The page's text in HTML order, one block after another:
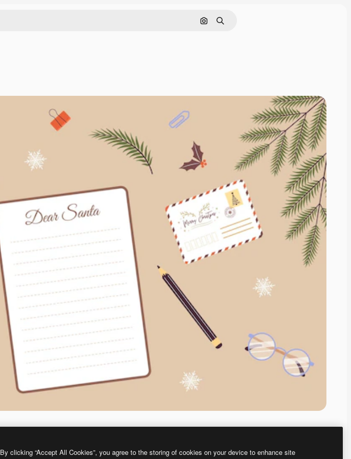
画像で検索
検索
By clicking “Accept All Cookies”, you agree to the storing of cookies on your device to enhance site